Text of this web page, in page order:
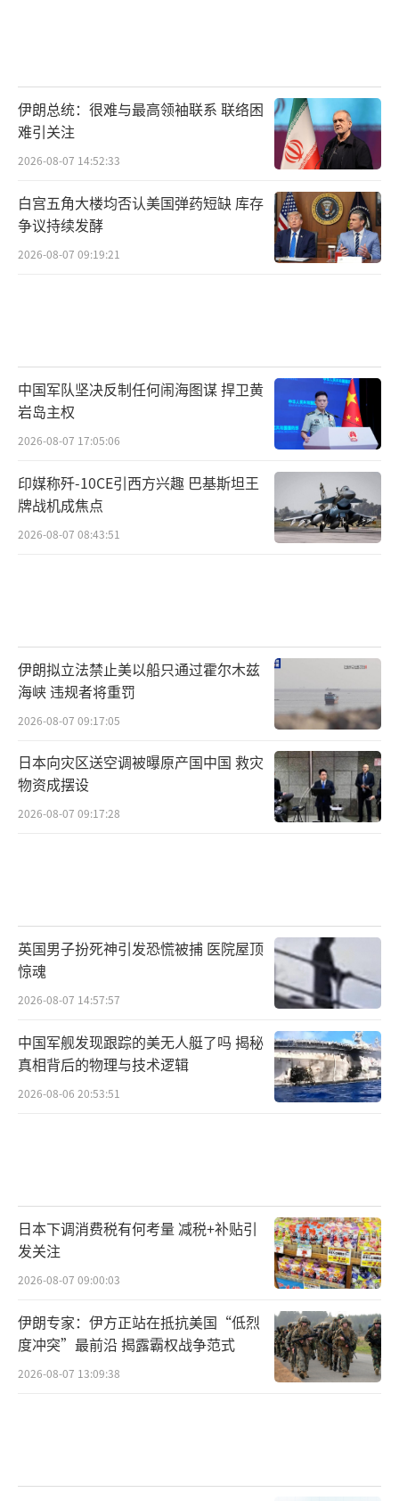
【五】“政治停摆”下的援助困局
人道主义援助在加沙陷入循环困境：哈马
斯要求以色列在运输物资时必须停止一切空
袭，而以方坚持对所有陆路物资进行严格安
检，导致卡车长时间滞留，援助难以及时送
英国首相斯塔默公开表示，如以色列在9月
前仍未缓解加沙人道危机，英国或将正式承认
巴勒斯坦国。但加沙寡妇曼苏拉·赫卢的质问
更为犀利：“一个没有主权、没有自卫权
的‘国家’，又能改变什么？”
与此同时，来自美国的中东特使在探访加
严。”
奔跑在废墟中的人群，是加沙的真实剪影
“我们已经向世界发出太多次求救
了。”贾米尔·穆加里站在炸毁的街道上，眼
中血丝密布。他刚做完心脏手术，又冒着生命
再次唤醒了全球的良知。那一簇簇黑点，是20
万名苦苦奔跑的加沙人。他们在尘土与瓦砾中
冲向救援卡车，为的是一顿饭，却可能遭遇一
人们奔跑，不是为了未来，而是为了不让
自己与孩子在今天饿死。他们奔跑的方向，也
伊朗总统：很难与最高领袖联系 联络困
难引关注
2026-08-07 14:52:33
白宫五角大楼均否认美国弹药短缺 库存
争议持续发酵
2026-08-07 09:19:21
中国军队坚决反制任何闹海图谋 捍卫黄
岩岛主权
2026-08-07 17:05:06
印媒称歼-10CE引西方兴趣 巴基斯坦王
牌战机成焦点
2026-08-07 08:43:51
伊朗拟立法禁止美以船只通过霍尔木兹
海峡 违规者将重罚
2026-08-07 09:17:05
日本向灾区送空调被曝原产国中国 救灾
物资成摆设
2026-08-07 09:17:28
英国男子扮死神引发恐慌被捕 医院屋顶
惊魂
2026-08-07 14:57:57
中国军舰发现跟踪的美无人艇了吗 揭秘
真相背后的物理与技术逻辑
2026-08-06 20:53:51
日本下调消费税有何考量 减税+补贴引
发关注
2026-08-07 09:00:03
伊朗专家：伊方正站在抵抗美国“低烈
度冲突”最前沿 揭露霸权战争范式
2026-08-07 13:09:38